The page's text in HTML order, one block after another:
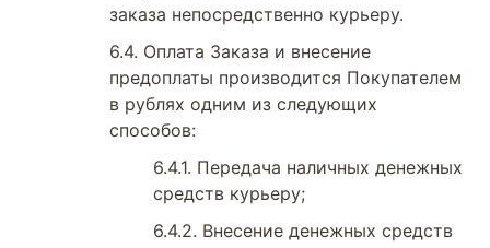
заказа непосредственно курьеру.
Оплата Заказа и внесение
предоплаты производится Покупателем
в рублях одним из следующих
способов:
Передача наличных денежных
средств курьеру;
Внесение денежных средств